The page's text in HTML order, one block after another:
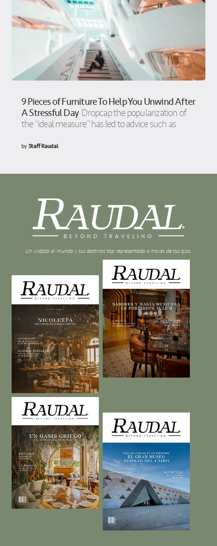
9 Pieces of Furniture To Help You Unwind After
A Stressful Day Dropcap the popularization of
the “ideal measure” has led to advice such as
byStaff Raudal
Un vistazo al mundo y sus destinos top representado a través de tus ojos.